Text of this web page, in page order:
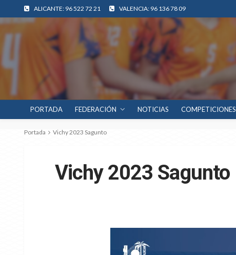
ALICANTE: 96 522 72 21 VALENCIA: 96 136 78 09
PORTADA FEDERACIÓN NOTICIAS COMPETICIONES
Portada Vichy 2023 Sagunto
Vichy 2023 Sagunto